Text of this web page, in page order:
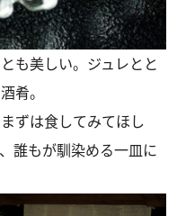
も美しい。ジュレとと
肴。
ずは食してみてほし
誰もが馴染める一皿に